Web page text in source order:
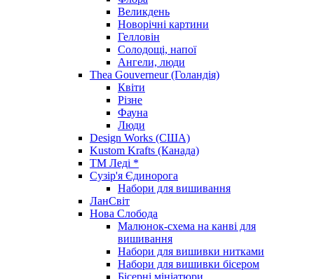
Великдень
Новорічні картини
Гелловін
Солодощі, напої
Ангели, люди
Thea Gouverneur (Голандія)
Квіти
Різне
Фауна
Люди
Design Works (США)
Kustom Krafts (Канада)
ТМ Леді *
Сузір'я Єдинорога
Набори для вишивання
ЛанСвіт
Нова Слобода
Малюнок-схема на канві для
вишивання
Набори для вишивки нитками
Набори для вишивки бісером
Бісерні мініатюри